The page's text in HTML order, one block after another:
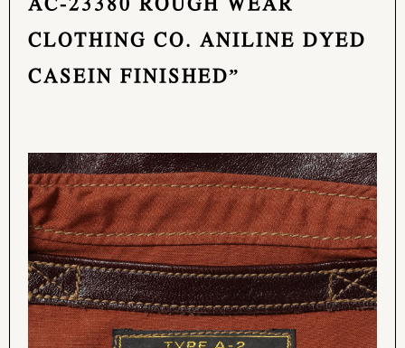
CLOTHING CO. ANILINE DYED
CASEIN FINISHED”